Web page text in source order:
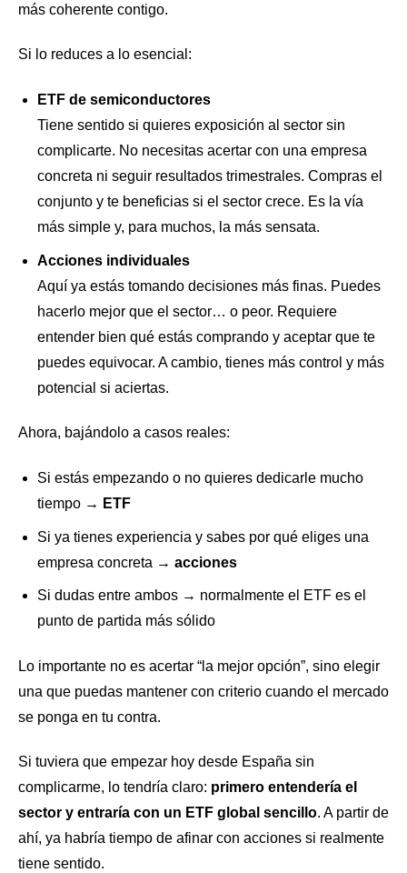
más coherente contigo.
Si lo reduces a lo esencial:
ETF de semiconductores
Tiene sentido si quieres exposición al sector sin
complicarte. No necesitas acertar con una empresa
concreta ni seguir resultados trimestrales. Compras el
conjunto y te beneficias si el sector crece. Es la vía
más simple y, para muchos, la más sensata.
Acciones individuales
Aquí ya estás tomando decisiones más finas. Puedes
hacerlo mejor que el sector… o peor. Requiere
entender bien qué estás comprando y aceptar que te
puedes equivocar. A cambio, tienes más control y más
potencial si aciertas.
Ahora, bajándolo a casos reales:
Si estás empezando o no quieres dedicarle mucho
tiempo → ETF
Si ya tienes experiencia y sabes por qué eliges una
empresa concreta → acciones
Si dudas entre ambos → normalmente el ETF es el
punto de partida más sólido
Lo importante no es acertar “la mejor opción”, sino elegir
una que puedas mantener con criterio cuando el mercado
se ponga en tu contra.
Si tuviera que empezar hoy desde España sin
complicarme, lo tendría claro: primero entendería el
sector y entraría con un ETF global sencillo. A partir de
ahí, ya habría tiempo de afinar con acciones si realmente
tiene sentido.